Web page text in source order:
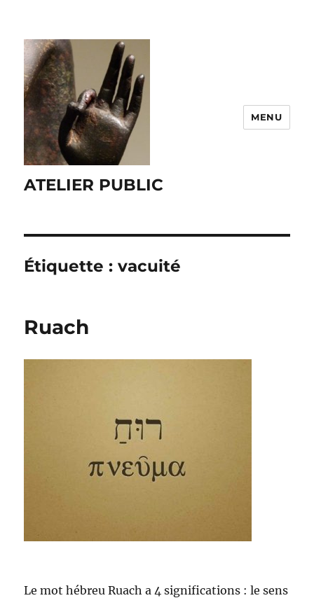
ATELIER PUBLIC
MENU
Étiquette :vacuité
Ruach
Le mot hébreu Ruach a 4 significations : le sens